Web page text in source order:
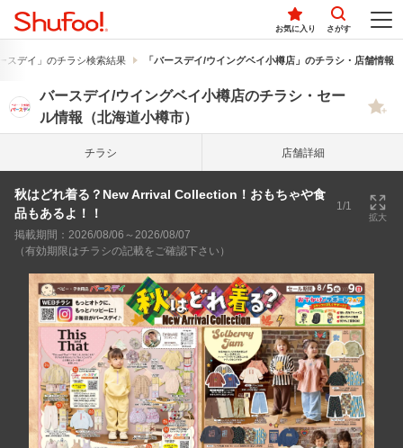
お気に入り さがす
スデイ」のチラシ検索結果 「バースデイ/ウイングベイ小樽店」のチラシ・店舗情報
バースデイ/ウイングベイ小樽店のチラシ・セー
ル情報（北海道小樽市）
チラシ 店舗詳細
秋はどれ着る？New Arrival Collection！おもちゃや食
品もあるよ！！
1/1
拡大
掲載期間：2026/08/06～2026/08/07
（有効期限はチラシの記載をご確認下さい）